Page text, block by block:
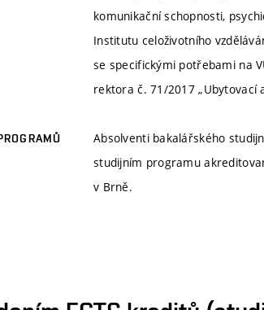
komunikační schopnosti,
Institutu celoživotního
se specifickými potřebami na
rektora č. 71/2017 „Ubytovací
Absolventi bakalářského
studijním programu
v Brně.